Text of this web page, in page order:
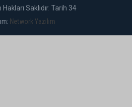
Saklıdır. Tarih 34
Network Yazılım